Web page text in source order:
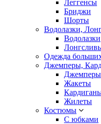
Леггенсы
Бриджи
Шорты
Водолазки,
Водолазки
Одежда
Джемперы,
Джемперы
Жакеты
Жилеты
Костюмы
С юбками